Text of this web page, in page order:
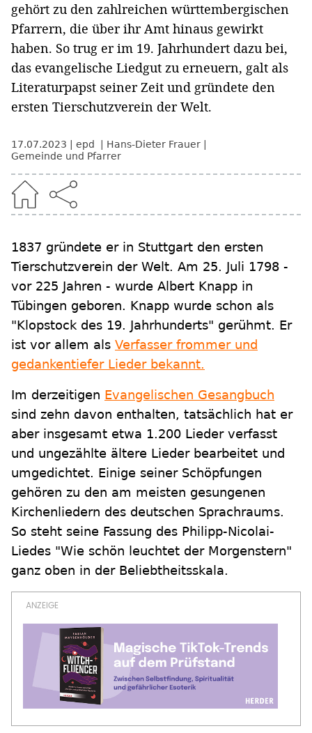
gehört zu den zahlreichen württembergischen
Pfarrern, die über ihr Amt hinaus gewirkt
haben. So trug er im 19. Jahrhundert dazu bei,
das evangelische Liedgut zu erneuern, galt als
Literaturpapst seiner Zeit und gründete den
ersten Tierschutzverein der Welt.
17.07.2023 epd
Hans-Dieter Frauer
Gemeinde und Pfarrer
1837 gründete er in Stuttgart den ersten
Tierschutzverein der Welt. Am 25. Juli 1798 -
vor 225 Jahren - wurde Albert Knapp in
Tübingen geboren. Knapp wurde schon als
"Klopstock des 19. Jahrhunderts" gerühmt. Er
ist vor allem als Verfasser frommer und
gedankentiefer Lieder bekannt.
Im derzeitigen Evangelischen Gesangbuch
sind zehn davon enthalten, tatsächlich hat er
aber insgesamt etwa 1.200 Lieder verfasst
und ungezählte ältere Lieder bearbeitet und
umgedichtet. Einige seiner Schöpfungen
gehören zu den am meisten gesungenen
Kirchenliedern des deutschen Sprachraums.
So steht seine Fassung des Philipp-Nicolai-
Liedes "Wie schön leuchtet der Morgenstern"
ganz oben in der Beliebtheitsskala.